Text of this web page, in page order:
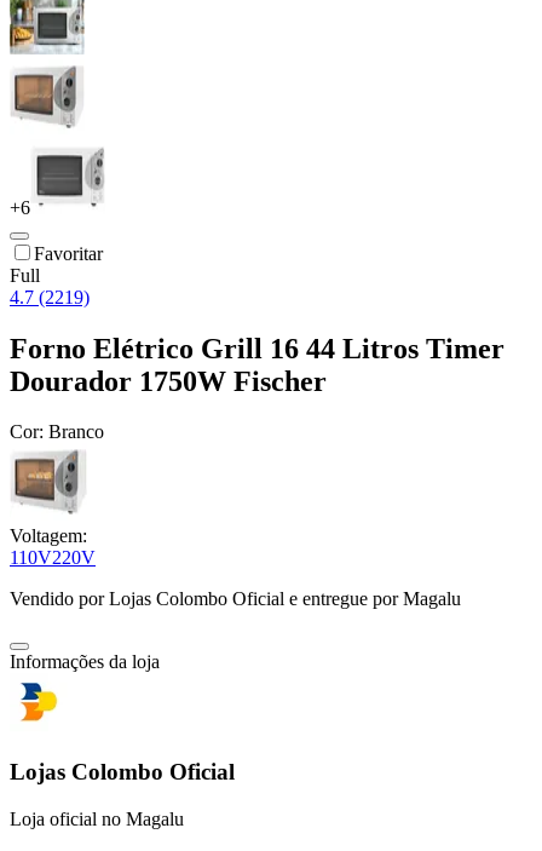
+6
Favoritar
Full
4.7 (2219)
Forno Elétrico Grill 16 44 Litros Timer
Dourador 1750W Fischer
Cor: Branco
Voltagem:
110V220V
Vendido porLojas Colombo Oficial e entregue por Magalu
Informações da loja
Lojas Colombo Oficial
Loja oficial no Magalu